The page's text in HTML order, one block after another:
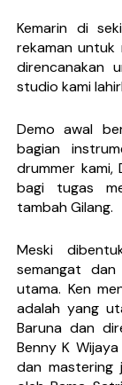
Kemarin di
rekaman untuk
direncanakan
studio kami
Demo awal
bagian
drummer kami,
bagi tugas
tambah Gilang.
Meski
semangat
utama. Ken
adalah yang
Baruna dan
Benny K
dan mastering